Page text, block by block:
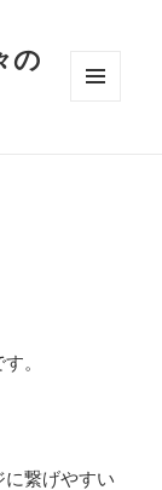
の
。
繋げやすい